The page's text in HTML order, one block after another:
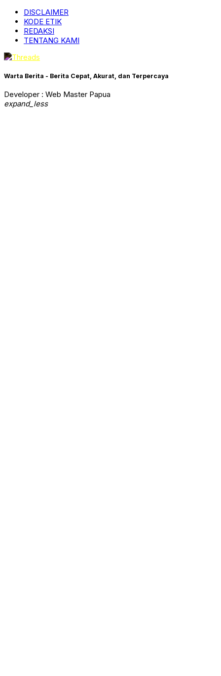
DISCLAIMER
KODE ETIK
REDAKSI
TENTANG KAMI
Warta Berita - Berita Cepat, Akurat, dan Terpercaya
Developer : Web Master Papua
expand_less